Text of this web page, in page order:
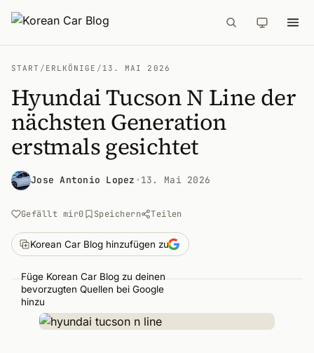
START / ERLKÖNIGE / 13. MAI 2026
Hyundai Tucson N Line der
nächsten Generation
erstmals gesichtet
Jose Antonio Lopez · 13. Mai 2026
Gefällt mir0 Speichern Teilen
Korean Car Blog hinzufügen zu
Füge Korean Car Blog zu deinen
bevorzugten Quellen bei Google
hinzu